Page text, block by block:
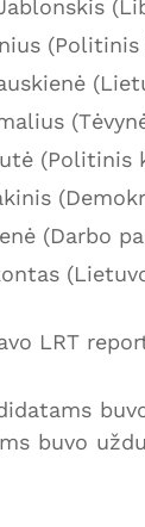
(Politinis
(Darbo
LRT
buvo